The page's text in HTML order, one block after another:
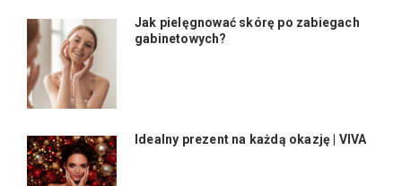
Jak pielęgnować skórę po zabiegach
gabinetowych?
Idealny prezent na każdą okazję | VIVA